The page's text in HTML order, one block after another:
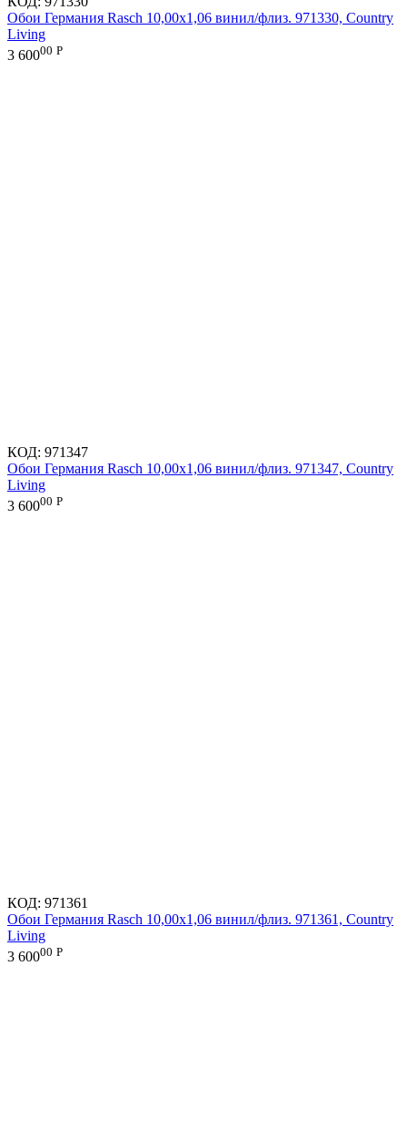
Обои Германия Rasch 10,00x1,06 винил/флиз. 971330, Country
Living
3 60000 Р
КОД: 971347
Обои Германия Rasch 10,00x1,06 винил/флиз. 971347, Country
Living
3 60000 Р
КОД: 971361
Обои Германия Rasch 10,00x1,06 винил/флиз. 971361, Country
Living
3 60000 Р